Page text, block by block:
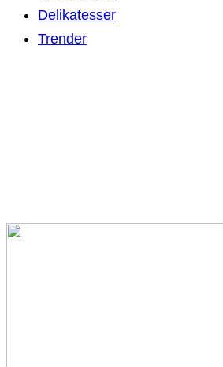
Delikatesser
Trender